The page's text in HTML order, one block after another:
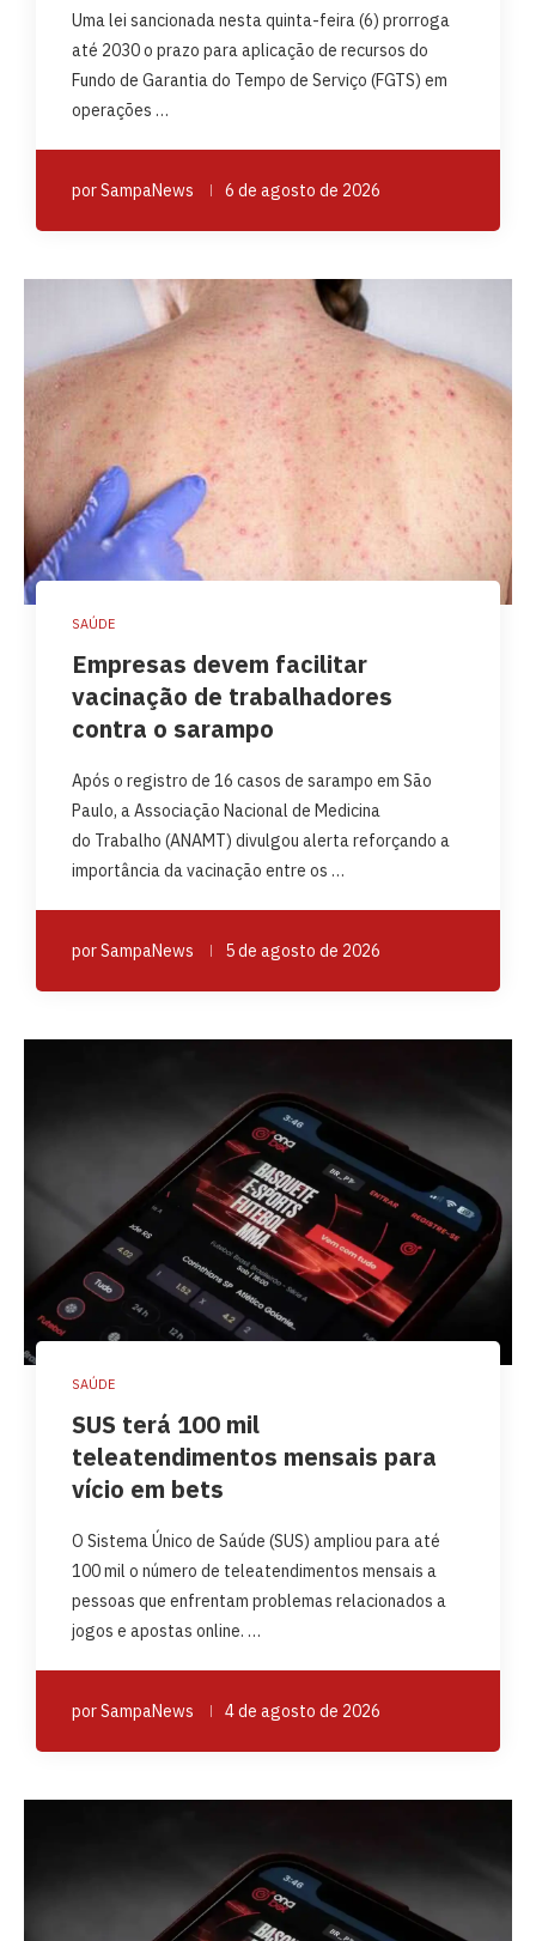
Uma lei sancionada nesta quinta-feira (6) prorroga
até 2030 o prazo para aplicação de recursos do
Fundo de Garantia do Tempo de Serviço (FGTS) em
operações …
porSampaNews 6 de agosto de 2026
SAÚDE
Empresas devem facilitar
vacinação de trabalhadores
contra o sarampo
Após o registro de 16 casos de sarampo em São
Paulo, a Associação Nacional de Medicina
do Trabalho (ANAMT) divulgou alerta reforçando a
importância da vacinação entre os …
porSampaNews 5 de agosto de 2026
SAÚDE
SUS terá 100 mil
teleatendimentos mensais para
vício em bets
O Sistema Único de Saúde (SUS) ampliou para até
100 mil o número de teleatendimentos mensais a
pessoas que enfrentam problemas relacionados a
jogos e apostas online. …
porSampaNews 4 de agosto de 2026